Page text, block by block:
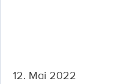
12. Mai 2022